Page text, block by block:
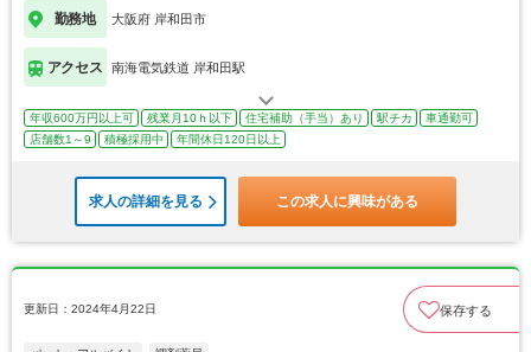
勤務地 大阪府 岸和田市
アクセス 南海電気鉄道 岸和田駅
年収600万円以上可 残業月10ｈ以下 住宅補助（手当）あり 駅チカ
車通勤可
店舗数1～9
積極採用中 年間休日120日以上
求人の詳細を見る この求人に興味がある
更新日：2024年4月22日 保存する